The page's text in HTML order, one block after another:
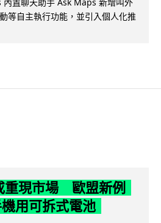
等自主執行功能，並引入個人化推
重現市場 歐盟新例
用可拆式電池